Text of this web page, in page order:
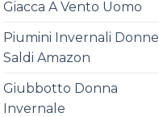
Giacca A Vento Uomo
Piumini Invernali Donne
Saldi Amazon
Giubbotto Donna
Invernale